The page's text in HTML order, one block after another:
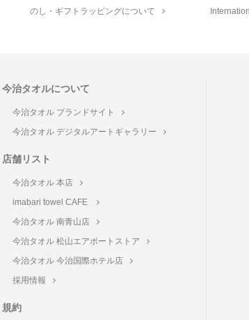
のし・ギフトラッピングについて
今治タオルについて
今治タオル ブランドサイト
今治タオル デジタルアートギャラリー
店舗リスト
今治タオル 本店
imabari towel CAFE
今治タオル 南青山店
今治タオル 松山エアポートストア
今治タオル 今治国際ホテル店
採用情報
規約